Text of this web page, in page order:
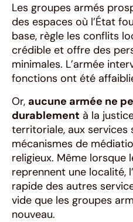
Les groupes armés
des espaces où l’État
base, règle les conflits
crédible et offre des
minimales. L’armée
fonctions ont été
Or, aucune armée ne
durablement à la
territoriale, aux services
mécanismes de
religieux. Même lorsque
reprennent une localité,
rapide des autres
vide que les groupes
nouveau.